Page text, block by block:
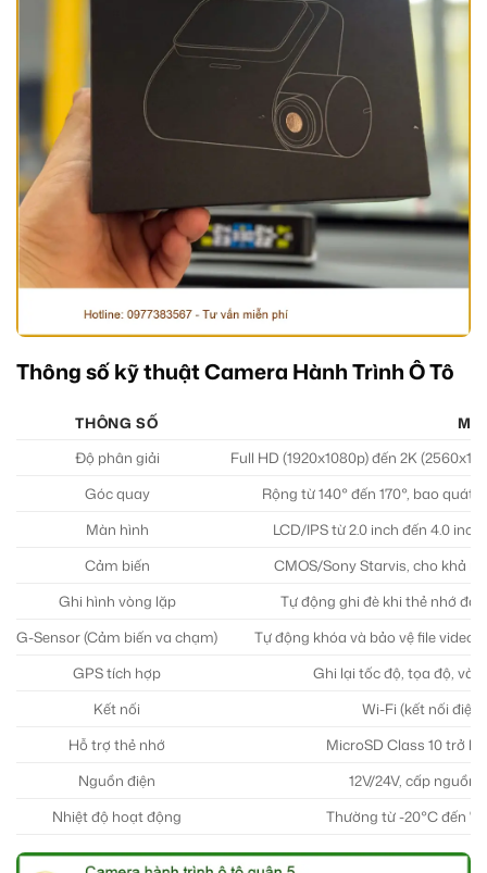
Thông số kỹ thuật Camera Hành Trình Ô Tô
THÔNG SỐ
MÔ
Độ phân giải
Full HD (1920x1080p) đến 2K
Góc quay
Rộng từ 140° đến 170°, bao
Màn hình
LCD/IPS từ 2.0 inch đến 4.0
Cảm biến
CMOS/Sony Starvis, cho khả
Ghi hình vòng lặp
Tự động ghi đè khi thẻ nhớ
G-Sensor (Cảm biến va chạm)
Tự động khóa và bảo vệ file video
GPS tích hợp
Ghi lại tốc độ, tọa độ, và
Kết nối
Wi-Fi (kết nối điện
Hỗ trợ thẻ nhớ
MicroSD Class 10 trở
Nguồn điện
12V/24V, cấp
Nhiệt độ hoạt động
Thường từ -20°C đến